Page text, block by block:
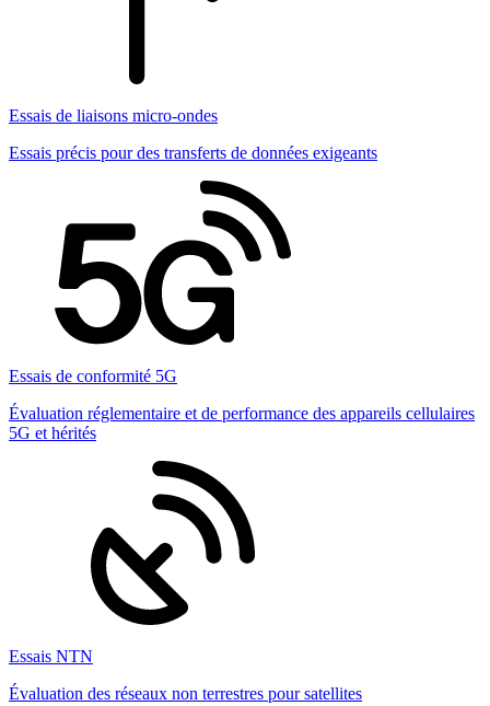
Essais de liaisons micro-ondes
Essais précis pour des transferts de données exigeants
Essais de conformité 5G
Évaluation réglementaire et de performance des appareils cellulaires
5G et hérités
Essais NTN
Évaluation des réseaux non terrestres pour satellites